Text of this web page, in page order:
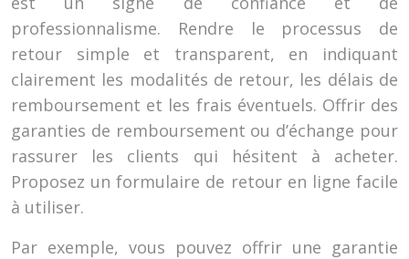
professionnalisme. Rendre le processus de
retour simple et transparent, en indiquant
clairement les modalités de retour, les délais de
remboursement et les frais éventuels. Offrir des
garanties de remboursement ou d’échange pour
rassurer les clients qui hésitent à acheter.
Proposez un formulaire de retour en ligne facile
à utiliser.
Par exemple, vous pouvez offrir une garantie